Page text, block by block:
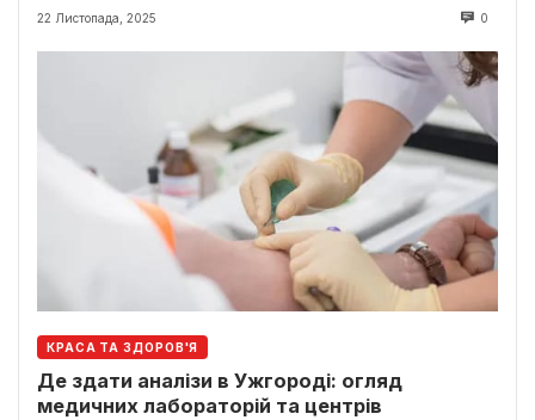
22 Листопада, 2025 0
КРАСА ТА ЗДОРОВ'Я
Де здати аналізи в Ужгороді: огляд
медичних лабораторій та центрів